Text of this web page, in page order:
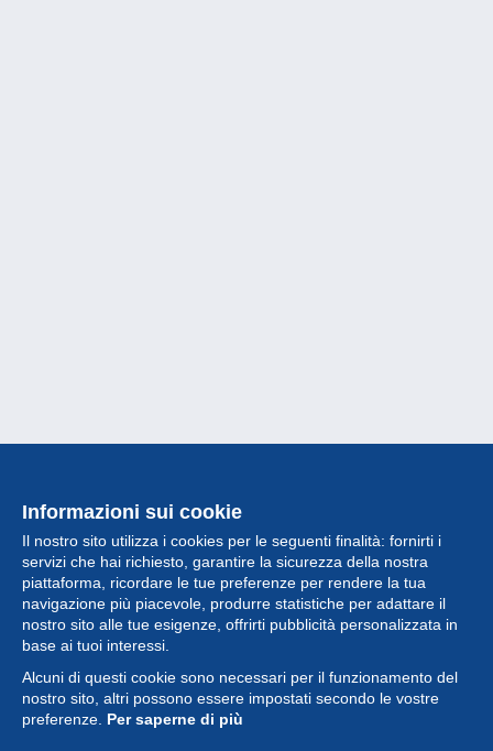
Informazioni sui cookie
Il nostro sito utilizza i cookies per le seguenti finalità: fornirti i
servizi che hai richiesto, garantire la sicurezza della nostra
piattaforma, ricordare le tue preferenze per rendere la tua
navigazione più piacevole, produrre statistiche per adattare il
nostro sito alle tue esigenze, offrirti pubblicità personalizzata in
base ai tuoi interessi.
Alcuni di questi cookie sono necessari per il funzionamento del
nostro sito, altri possono essere impostati secondo le vostre
preferenze. Per saperne di più
Collezione
Novità
Funzione